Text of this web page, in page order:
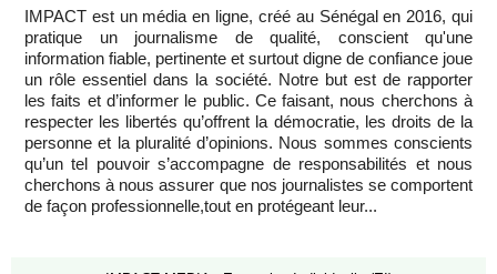
IMPACT est un média en ligne, créé au Sénégal en 2016, qui
pratique un journalisme de qualité, conscient qu'une
information fiable, pertinente et surtout digne de confiance joue
un rôle essentiel dans la société. Notre but est de rapporter
les faits et d’informer le public. Ce faisant, nous cherchons à
respecter les libertés qu’offrent la démocratie, les droits de la
personne et la pluralité d’opinions. Nous sommes conscients
qu’un tel pouvoir s’accompagne de responsabilités et nous
cherchons à nous assurer que nos journalistes se comportent
de façon professionnelle,tout en protégeant leur...